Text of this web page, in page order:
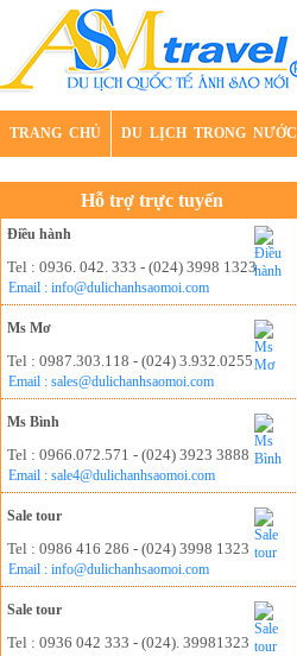
TRANG CHỦ DU LỊCH TRONG NƯỚC
Hỗ trợ trực tuyến
Điều hành
Tel : 0936. 042. 333 - (024) 3998 1323
Email : info@dulichanhsaomoi.com
Ms Mơ
Tel : 0987.303.118 - (024) 3.932.0255
Email : sales@dulichanhsaomoi.com
Ms Bình
Tel : 0966.072.571 - (024) 3923 3888
Email : sale4@dulichanhsaomoi.com
Sale tour
Tel : 0986 416 286 - (024) 3998 1323
Email : info@dulichanhsaomoi.com
Sale tour
Tel : 0936 042 333 - (024). 39981323